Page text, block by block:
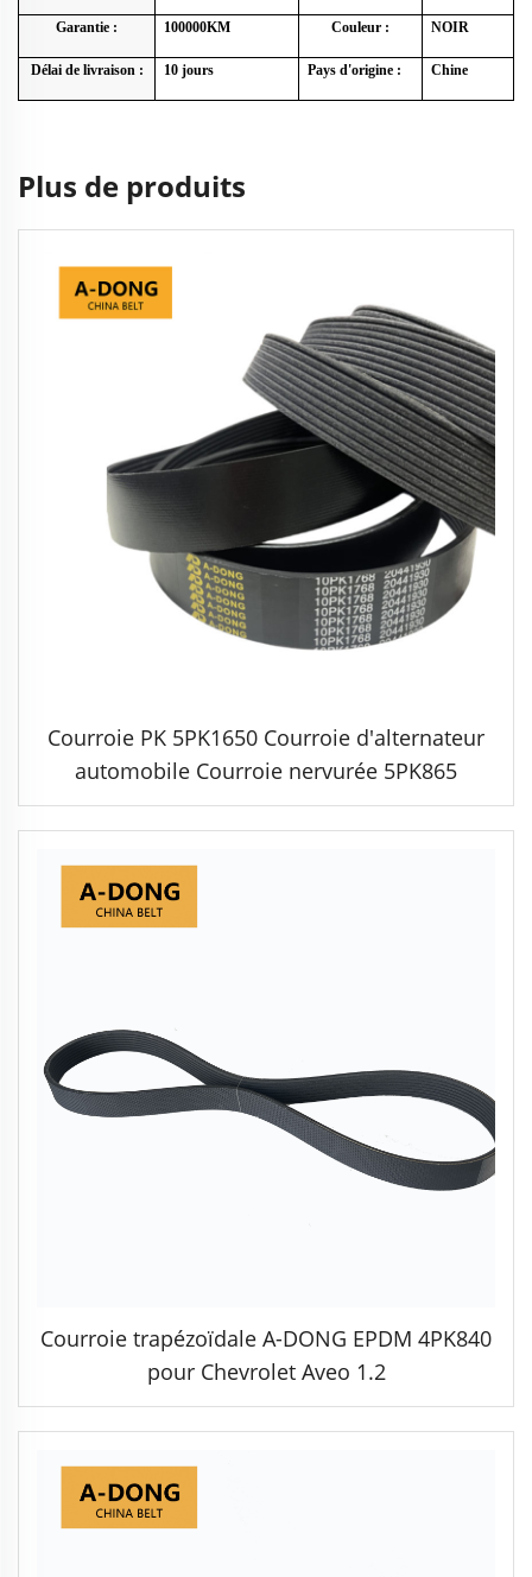
Garantie : 100000KM Couleur : NOIR
Délai de livraison : 10 jours Pays d'origine : Chine
Plus de produits
Courroie PK 5PK1650 Courroie d'alternateur
automobile Courroie nervurée 5PK865
Courroie trapézoïdale A-DONG EPDM 4PK840
pour Chevrolet Aveo 1.2